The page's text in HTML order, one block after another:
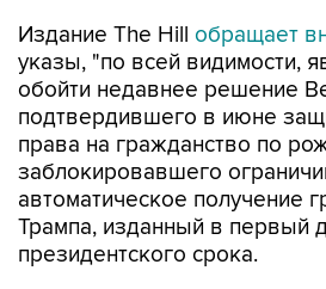
Издание The Hill обращает
указы, "по всей видимости,
обойти недавнее решение
подтвердившего в июне
права на гражданство по
заблокировавшего
автоматическое получение
Трампа, изданный в первый
президентского срока.